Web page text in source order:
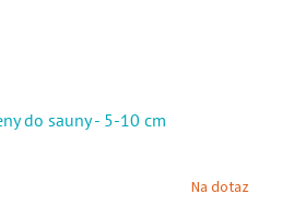
do sauny - 5-10 cm
Na dotaz